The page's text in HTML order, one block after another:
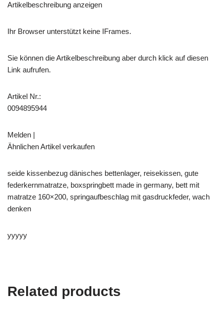
Artikelbeschreibung anzeigen
Ihr Browser unterstützt keine IFrames.
Sie können die Artikelbeschreibung aber durch klick auf diesen
Link aufrufen.
Artikel Nr.:
0094895944
Melden |
Ähnlichen Artikel verkaufen
seide kissenbezug dänisches bettenlager, reisekissen, gute
federkernmatratze, boxspringbett made in germany, bett mit
matratze 160×200, springaufbeschlag mit gasdruckfeder, wach
denken
yyyyy
Related products